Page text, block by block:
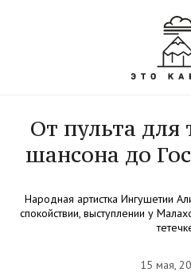
От пульта для
шансона до
Народная артистка Ингушетии
спокойствии, выступлении у
15 мая,